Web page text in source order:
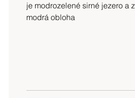
je modrozelené sirné jezero a
modrá obloha